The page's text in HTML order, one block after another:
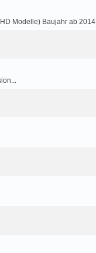
Modelle) Baujahr ab 2014